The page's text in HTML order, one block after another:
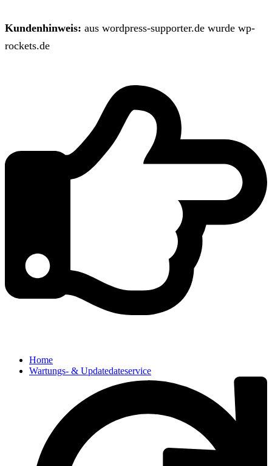
Kundenhinweis: aus wordpress-supporter.de wurde wp-
rockets.de
Home
Wartungs- & Updatedateservice